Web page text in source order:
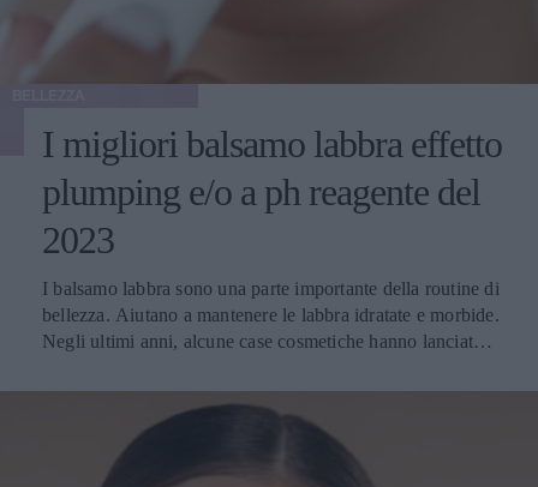
I migliori balsamo labbra effetto
plumping e/o a ph reagente del
2023
I balsamo labbra sono una parte importante della routine di
bellezza. Aiutano a mantenere le labbra idratate e morbide.
Negli ultimi anni, alcune case cosmetiche hanno lanciato
quelli a pH reagente. L'Effetto Plumping nei prodotti per le
labbra Con “effetto plumping” si intende un modo per dare
volume alle labbra più sottili. Alcuni balsami labbra
contengono principi attivi come: Acido ialuronico: è un